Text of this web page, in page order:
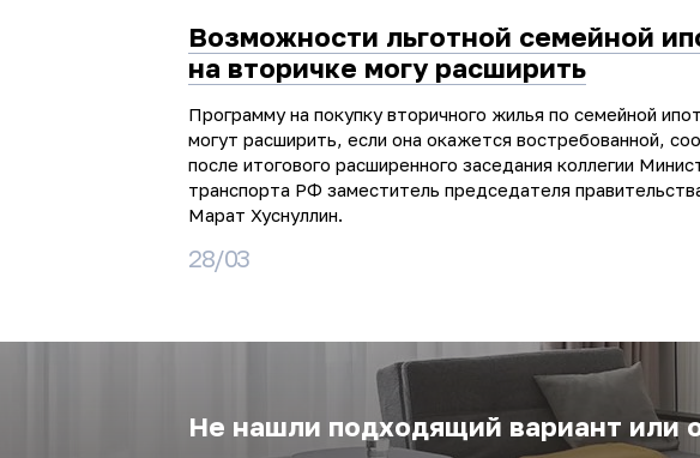
Возможности льготной семейной
на вторичке могу расширить
Программу на покупку вторичного жилья по семейной
могут расширить, если она окажется востребованной,
после итогового расширенного заседания коллегии
транспорта РФ заместитель председателя
Марат Хуснуллин.
28/03
Не нашли подходящий вариант или